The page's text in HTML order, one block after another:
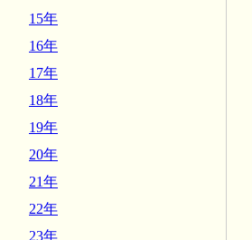
15年
16年
17年
18年
19年
20年
21年
22年
23年